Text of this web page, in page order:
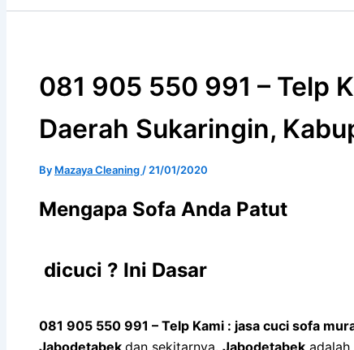
081 905 550 991 – Telp
Daerah Sukaringin,
By Mazaya Cleaning / 21/01/2020
Mеngара Sofa Andа Patut
dicuci ? Ini Dasar
081 905 550 991 – Telp Kami : jasa cuci sofa
Jabodetabek dan sekitarnya. Jabodetabek adalah